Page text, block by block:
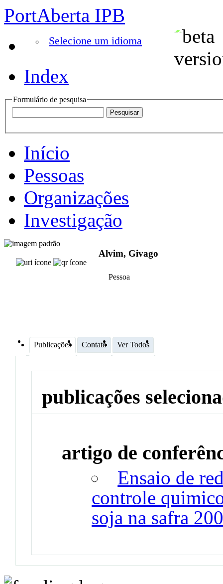
PortAberta IPB
Selecione um idioma
Index
Formulário de pesquisa
Início
Pessoas
Organizações
Investigação
Alvim, Givago
Pessoa
Publicações Contato Ver Todos
publicações
artigo de
Ensaio de
controle
soja na safra